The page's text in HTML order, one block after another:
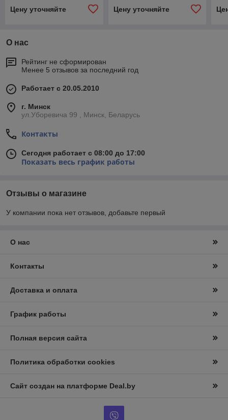
Цену уточняйте
Цену уточняйте
О нас
Рейтинг не сформирован
Менее 5 отзывов за последний год
Работает с 20.05.2010
г. Минск
ул.Уборевича 99 , Минск, Беларусь
Контакты
Сегодня работает с 08:00 до 17:00
Показать весь график работы
Отзывы о магазине
У компании пока нет отзывов, добавьте первый
О нас
Контакты
Доставка и оплата
График работы
Полная версия сайта
Политика обработки cookies
Сайт создан на платформе Deal.by